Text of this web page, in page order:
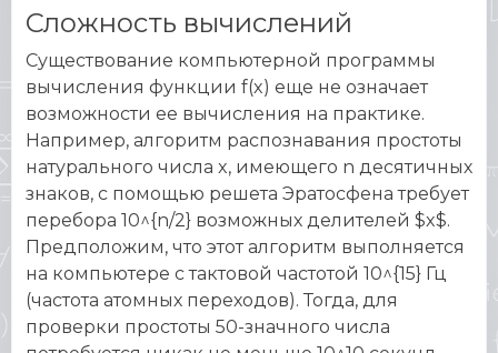
Сложность вычислений
Существование компьютерной программы
вычисления функции f(x) еще не означает
возможности ее вычисления на практике.
Например, алгоритм распознавания простоты
натурального числа x, имеющего n десятичных
знаков, с помощью решета Эратосфена требует
перебора 10^{n/2} возможных делителей $x$.
Предположим, что этот алгоритм выполняется
на компьютере с тактовой частотой 10^{15} Гц
(частота атомных переходов). Тогда, для
проверки простоты 50-значного числа